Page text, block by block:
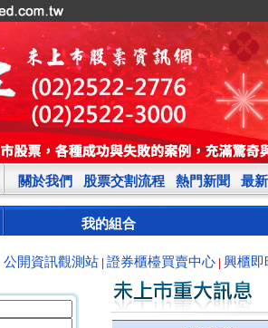
關於我們 股票交割流程 熱門新聞 最
我的組合
公開資訊觀測站 證券櫃檯買賣中心 興櫃即